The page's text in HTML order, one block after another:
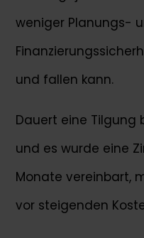
weniger Planungs-
und fallen kann.
Dauert eine Tilgung
und es wurde eine
Monate vereinbart,
vor steigenden